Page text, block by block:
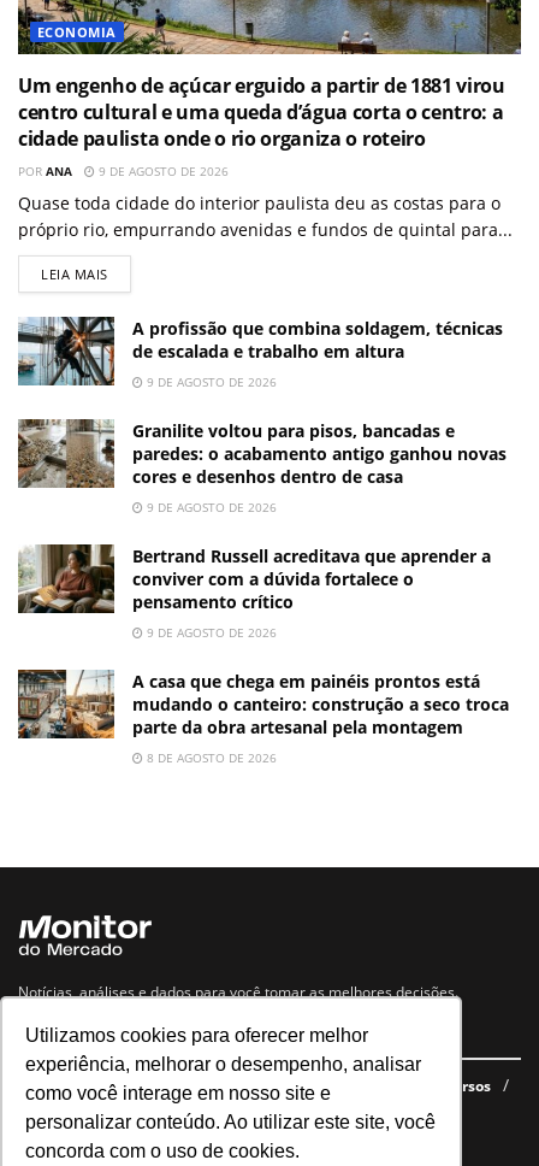
Utilizamos cookies para oferecer melhor
experiência, melhorar o desempenho, analisar
como você interage em nosso site e
personalizar conteúdo. Ao utilizar este site, você
concorda com o uso de cookies.
ECONOMIA
Um engenho de açúcar erguido a partir de 1881 virou
centro cultural e uma queda d’água corta o centro: a
cidade paulista onde o rio organiza o roteiro
POR ANA 9 DE AGOSTO DE 2026
Quase toda cidade do interior paulista deu as costas para o
próprio rio, empurrando avenidas e fundos de quintal para...
LEIA MAIS
A profissão que combina soldagem, técnicas
de escalada e trabalho em altura
9 DE AGOSTO DE 2026
Granilite voltou para pisos, bancadas e
paredes: o acabamento antigo ganhou novas
cores e desenhos dentro de casa
9 DE AGOSTO DE 2026
Bertrand Russell acreditava que aprender a
conviver com a dúvida fortalece o
pensamento crítico
9 DE AGOSTO DE 2026
A casa que chega em painéis prontos está
mudando o canteiro: construção a seco troca
parte da obra artesanal pela montagem
8 DE AGOSTO DE 2026
Notícias, análises e dados para você tomar as melhores decisões.
Navegue no site
Últimas notícias Quem somos E-books gratuitos
Cursos
Política de privacidade